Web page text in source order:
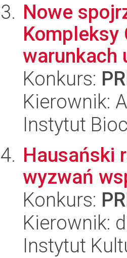
Nowe
Kompleksy
warunkach
Konkurs:
Kierownik:
Instytut
Hausański
wyzwań
Konkurs:
Kierownik:
Instytut